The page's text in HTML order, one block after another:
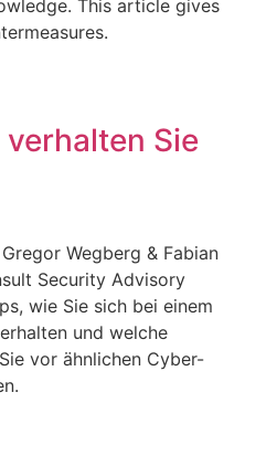
This article gives
verhalten Sie
Wegberg & Fabian
Security Advisory
wie Sie sich bei einem
und welche
vor ähnlichen Cyber-